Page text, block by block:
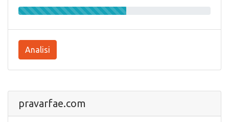
Analisi
pravarfae.com